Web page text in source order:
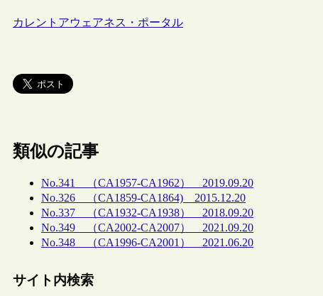
カレントアウェアネス・ポータル
類似の記事
No.341 （CA1957-CA1962） 2019.09.20
No.326 （CA1859-CA1864) 2015.12.20
No.337 （CA1932-CA1938） 2018.09.20
No.349 （CA2002-CA2007） 2021.09.20
No.348 （CA1996-CA2001） 2021.06.20
サイト内検索